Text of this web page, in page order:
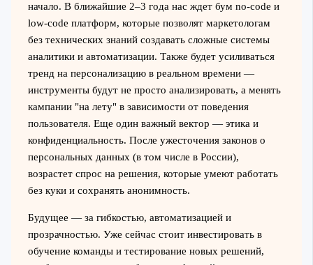
начало. В ближайшие 2–3 года нас ждет бум no-code и
low-code платформ, которые позволят маркетологам
без технических знаний создавать сложные системы
аналитики и автоматизации. Также будет усиливаться
тренд на персонализацию в реальном времени —
инструменты будут не просто анализировать, а менять
кампании "на лету" в зависимости от поведения
пользователя. Еще один важный вектор — этика и
конфиденциальность. После ужесточения законов о
персональных данных (в том числе в России),
возрастет спрос на решения, которые умеют работать
без куки и сохранять анонимность.
Будущее — за гибкостью, автоматизацией и
прозрачностью. Уже сейчас стоит инвестировать в
обучение команды и тестирование новых решений,